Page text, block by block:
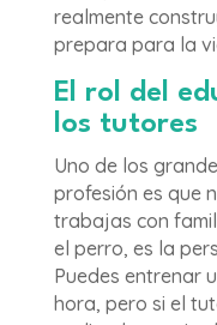
realmente
prepara para la
El rol del
los tutores
Uno de los
profesión es que
trabajas con
el perro, es la
Puedes entrenar
hora, pero si el